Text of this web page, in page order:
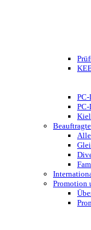
PC-
Beauftragte
Promotion